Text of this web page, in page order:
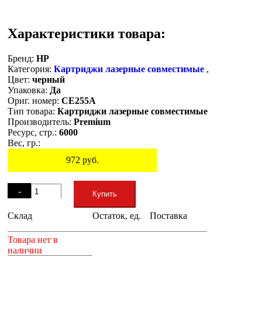
Характеристики товара:
Бренд: HP
Категория: Картриджи лазерные совместимые ,
Цвет: черный
Упаковка: Да
Ориг. номер: CE255A
Тип товара: Картриджи лазерные совместимые
Производитель: Premium
Ресурс, стр.: 6000
Вес, гр.:
972 руб.
-
+
Купить
Склад Остаток, ед. Поставка
Товара нет в
наличии